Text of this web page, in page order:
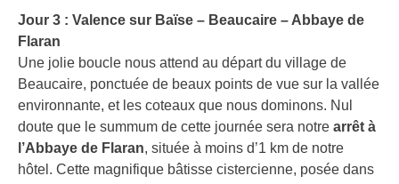
Jour 3 : Valence sur Baïse – Beaucaire – Abbaye de
Flaran
Une jolie boucle nous attend au départ du village de
Beaucaire, ponctuée de beaux points de vue sur la vallée
environnante, et les coteaux que nous dominons. Nul
doute que le summum de cette journée sera notre arrêt à
l’Abbaye de Flaran, située à moins d’1 km de notre
hôtel. Cette magnifique bâtisse cistercienne, posée dans